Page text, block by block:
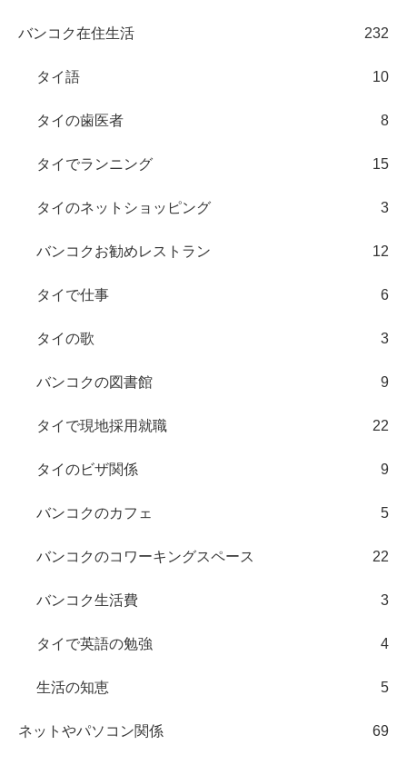
バンコク在住生活 232
タイ語 10
タイの歯医者 8
タイでランニング 15
タイのネットショッピング 3
バンコクお勧めレストラン 12
タイで仕事 6
タイの歌 3
バンコクの図書館 9
タイで現地採用就職 22
タイのビザ関係 9
バンコクのカフェ 5
バンコクのコワーキングスペース 22
バンコク生活費 3
タイで英語の勉強 4
生活の知恵 5
ネットやパソコン関係 69